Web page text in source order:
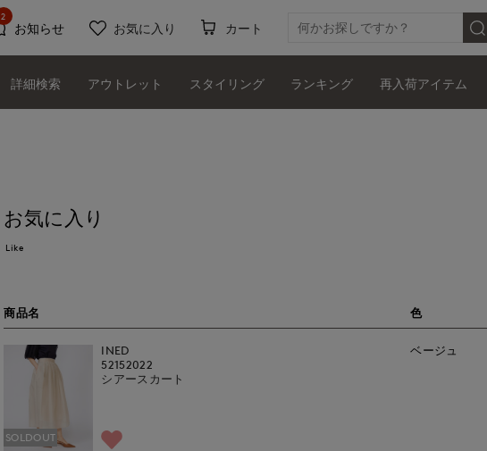
お知らせ
2
お気に入り カート
詳細検索 アウトレット スタイリング ランキング 再入荷アイテム
お気に入り
Like
商品名 色
SOLDOUT
INED
52152022
シアースカート
ベージュ